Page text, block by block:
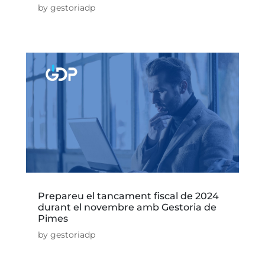
by gestoriadp
Prepareu el tancament fiscal de 2024
durant el novembre amb Gestoria de
Pimes
by gestoriadp